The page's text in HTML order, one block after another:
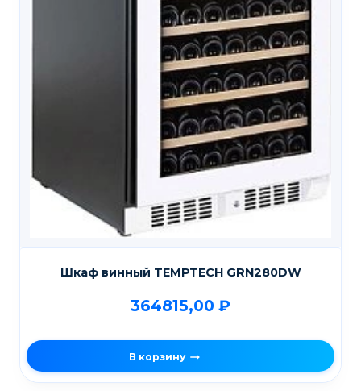
Шкаф винный TEMPTECH GRN280DW
364815,00 ₽
В корзину